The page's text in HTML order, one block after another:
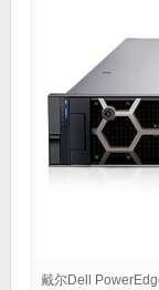
戴尔Dell